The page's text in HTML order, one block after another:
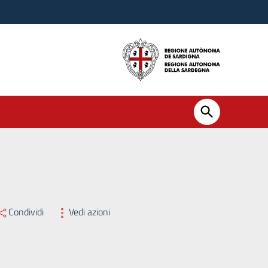
Condividi Vedi azioni